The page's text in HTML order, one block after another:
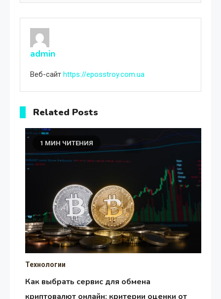
admin
Веб-сайт https://eposstroy.com.ua
Related Posts
1 МИН ЧИТЕНИЯ
Технологии
Как выбрать сервис для обмена
криптовалют онлайн: критерии оценки от